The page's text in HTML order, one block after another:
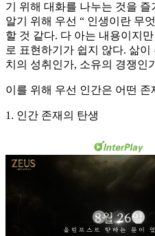
기 위해 대화를 나누는 것을
알기 위해 우선 “ 인생이란 무
할 것 같다. 다 아는 내용이지
로 표현하기가 쉽지 않다. 삶
치의 성취인가, 소유의 경쟁인
이를 위해 우선 인간은 어떤
1. 인간 존재의 탄생